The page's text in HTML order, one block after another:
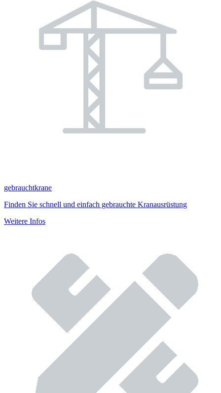
gebrauchtkrane
Finden Sie schnell und einfach gebrauchte Kranausrüstung
Weitere Infos